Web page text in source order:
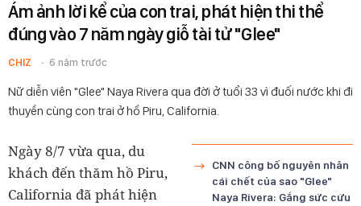
Ám ảnh lời kể của con trai, phát hiện thi thể
đúng vào 7 năm ngày giỗ tài tử "Glee"
CHIZ 6 năm trước
Nữ diễn viên "Glee" Naya Rivera qua đời ở tuổi 33 vì đuối nước khi đi
thuyền cùng con trai ở hồ Piru, California.
CNN công bố nguyên nhân
cái chết của sao "Glee"
Naya Rivera: Gắng sức cứu
Ngày 8/7 vừa qua, du
khách đến thăm hồ Piru,
California đã phát hiện